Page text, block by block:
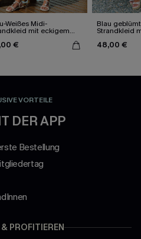
Weißes Midi-
mit eckigem
€
Blau
Strandkleid
48,00 €
VORTEILE
DER APP
Bestellung
PROFITIEREN